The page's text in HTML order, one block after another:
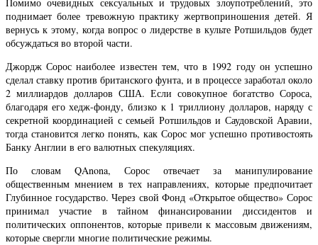
поднимает более тревожную практику жертвоприношения детей. Я
вернусь к этому, когда вопрос о лидерстве в культе Ротшильдов будет
обсуждаться во второй части.
Джордж Сорос наиболее известен тем, что в 1992 году он успешно
сделал ставку против британского фунта, и в процессе заработал около
2 миллиардов долларов США. Если совокупное богатство Сороса,
благодаря его хедж-фонду, близко к 1 триллиону долларов, наряду с
секретной координацией с семьей Ротшильдов и Саудовской Аравии,
тогда становится легко понять, как Сорос мог успешно противостоять
Банку Англии в его валютных спекуляциях.
По словам QAnona, Сорос отвечает за манипулирование
общественным мнением в тех направлениях, которые предпочитает
Глубинное государство. Через свой Фонд «Открытое общество» Сорос
принимал участие в тайном финансировании диссидентов и
политических оппонентов, которые привели к массовым движениям,
которые свергли многие политические режимы.